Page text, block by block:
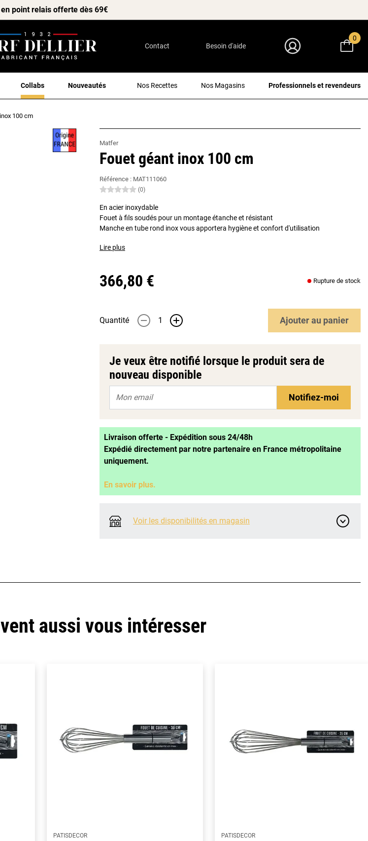
point relais offerte dès 69€
Contact Besoin d'aide
0
Collabs Nouveautés Nos Recettes Nos Magasins Professionnels et revendeurs
100 cm
Matfer
Fouet géant inox 100 cm
Référence : MAT111060
(0)
En acier inoxydable
Fouet à fils soudés pour un montage étanche et résistant
Manche en tube rond inox vous apportera hygiène et confort d'utilisation
Lire plus
366,80 € Rupture de stock
Quantité - + Ajouterau panier
Je veux être notifié lorsque le produit sera de
nouveau disponible
Notifiez-moi
Livraison offerte - Expédition sous 24/48h
Expédié directement par notre partenaire en France métropolitaine
uniquement.
En savoir plus.
Voir les disponibilités en magasin
aussi vous intéresser
PATISDECOR
PATISDECOR